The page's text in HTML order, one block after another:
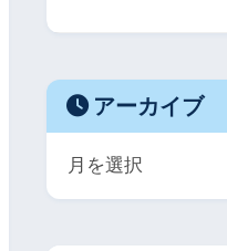
アーカイブ